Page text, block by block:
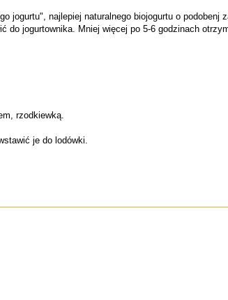
jogurtu", najlepiej naturalnego biojogurtu o podobenj
do jogurtownika. Mniej więcej po 5-6 godzinach
rzodkiewką.
je do lodówki.